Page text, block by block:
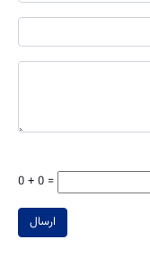
0 + 0 =
ارسال